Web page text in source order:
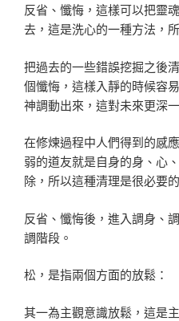
反省、懺悔，這樣可以把靈
去，這是洗心的一種方法，所
把過去的一些錯誤挖掘之後
個懺悔，這樣入靜的時候容
神調動出來，這對未來更深
在修煉過程中人們得到的感
弱的道友就是自身的身、心
除，所以這種清理是很必要的
反省、懺悔後，進入調身、
調階段。
松，是指兩個方面的放鬆：
其一為主觀意識放鬆，這是